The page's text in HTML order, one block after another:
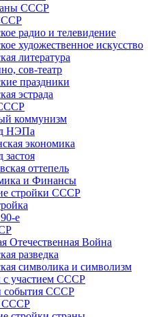
СССР
радио и телевидение
художественное искусство
литература
сов-театр
праздники
эстрада
коммунизм
НЭПа
экономика
застоя
оттепель
и Финансы
стройки СССР
е
Отечественная Война
разведка
символика и символизм
участием СССР
события СССР
СССР